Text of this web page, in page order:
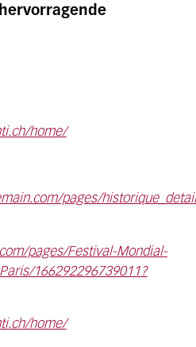
home/
pages/
pages/Festival-Mondial-
166292296739011?
home/